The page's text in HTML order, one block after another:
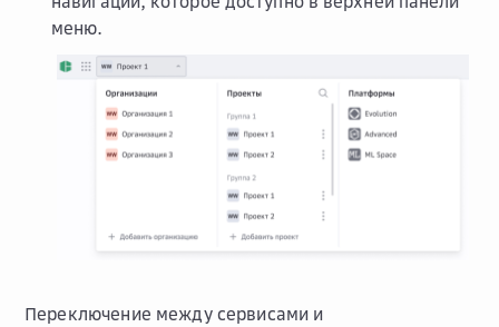
меню.
Переключение между сервисами и